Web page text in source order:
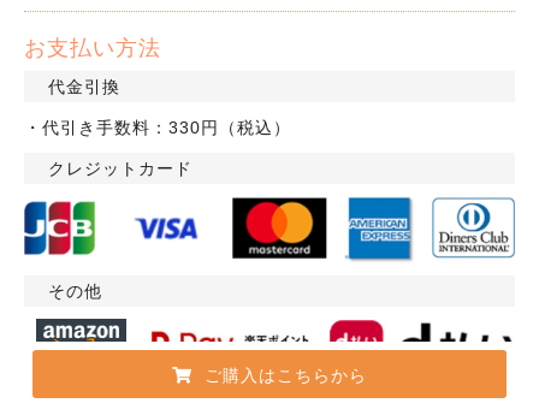
お支払い方法
代金引換
・代引き手数料：330円（税込）
クレジットカード
その他
ご購入はこちらから